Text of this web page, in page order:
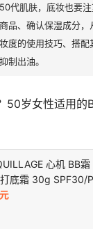
代肌肤，底妆也要
品、确认保湿成分，
度的使用技巧、搭配
制出油。
心机 BB
底霜 30g SPF30/